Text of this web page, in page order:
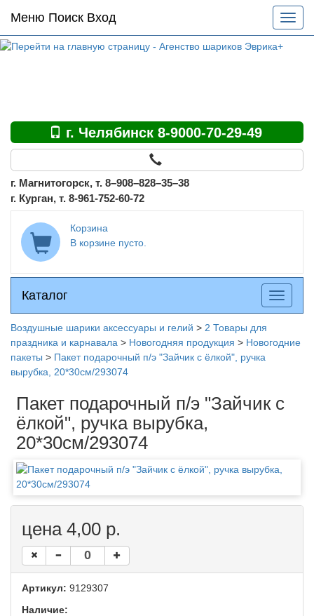
Основное
меню
по
Меню Поиск Вход
меню
г. Челябинск 8-9000-70-29-49
г. Магнитогорск, т. 8–908–828–35–38
г. Курган, т. 8-961-752-60-72
Корзина
В корзине пусто.
Каталог
Каталог
меню
Воздушные шарики аксессуары и гелий > 2 Товары для
праздника и карнавала > Новогодняя продукция > Новогодние
пакеты > Пакет подарочный п/э "Зайчик с ёлкой", ручка
вырубка, 20*30см/293074
Пакет подарочный п/э "Зайчик с
ёлкой", ручка вырубка,
20*30см/293074
цена 4,00 р.
Артикул: 9129307
Наличие: